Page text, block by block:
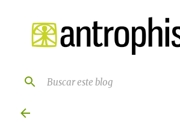
Ir al contenido principal